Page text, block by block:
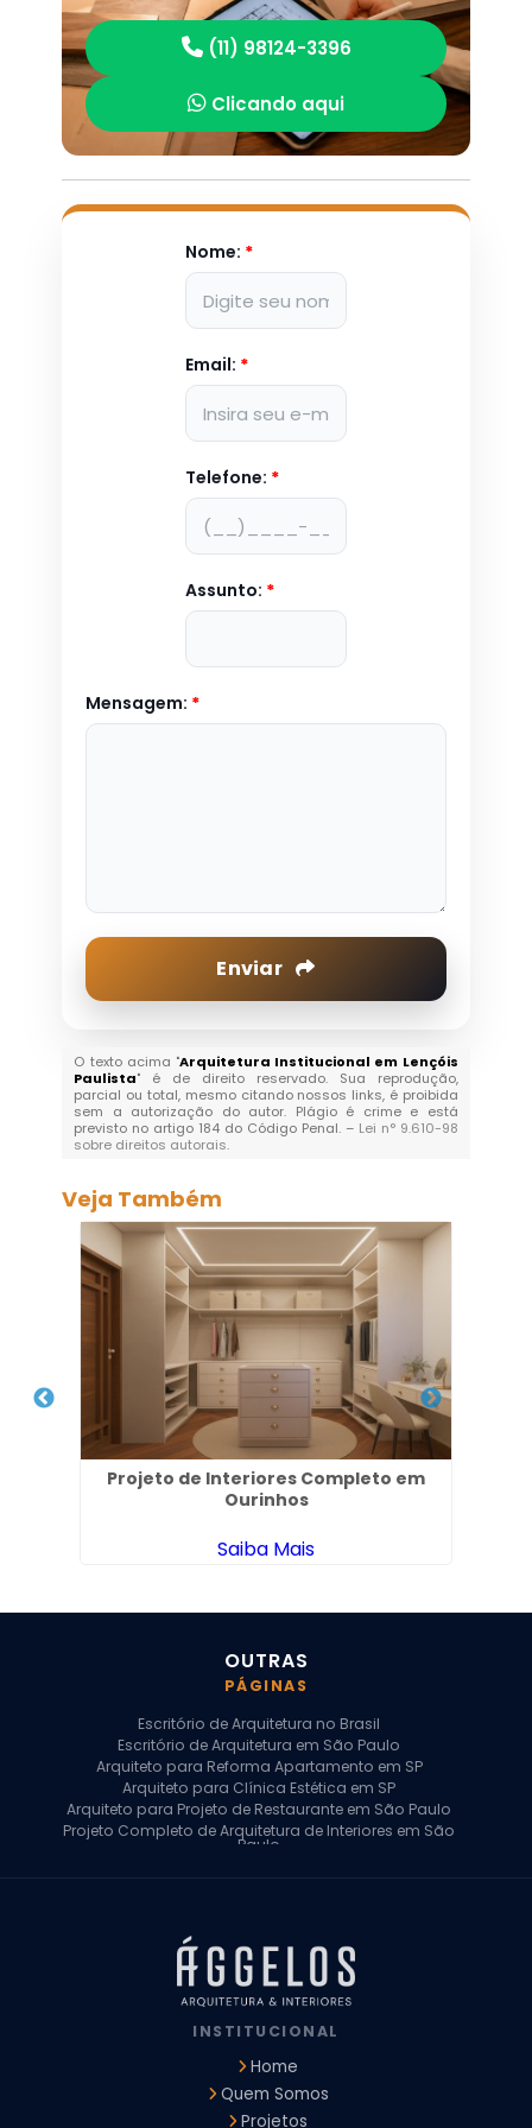
(11) 98124-3396
Clicando aqui
Nome: *
Email: *
Telefone: *
Assunto: *
Mensagem: *
Enviar
O texto acima "Arquitetura Institucional em Lençóis
Paulista" é de direito reservado. Sua reprodução,
parcial ou total, mesmo citando nossos links, é proibida
sem a autorização do autor. Plágio é crime e está
previsto no artigo 184 do Código Penal. – Lei n° 9.610-98
sobre direitos autorais.
Veja Também
Projeto de Interiores Completo em
Ourinhos
Saiba Mais
OUTRAS
PÁGINAS
Escritório de Arquitetura no Brasil
Escritório de Arquitetura em São Paulo
Arquiteto para Reforma Apartamento em SP
Arquiteto para Clínica Estética em SP
Arquiteto para Projeto de Restaurante em São Paulo
Projeto Completo de Arquitetura de Interiores em São
Paulo
Arquiteto para Projeto Comercial em São Paulo
Arquiteto Comercial
Arquiteto para Reforma de Apartamento
Arquiteto para Reforma Residencial
Arquitetura para Reforma de Casas
Design de Interiores Apartamentos
Design de Interiores Residencial
Empresa de Arquitetura e Design
INSTITUCIONAL
Home
Quem Somos
Projetos